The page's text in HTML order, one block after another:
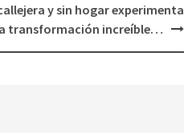
y sin hogar experimenta
transformación increíble…